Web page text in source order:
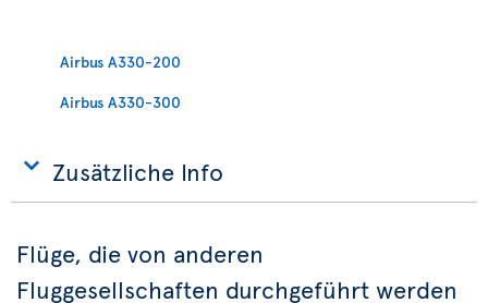
Airbus A330-200
Airbus A330-300
Zusätzliche Info
Flüge, die von anderen
Fluggesellschaften durchgeführt werden